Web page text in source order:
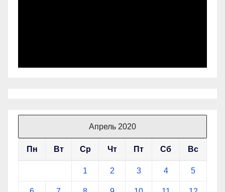
Апрель 2020
Пн Вт Ср Чт Пт Сб Вс
1 2 3 4 5